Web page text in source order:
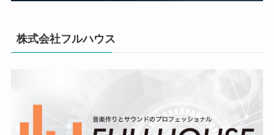
株式会社フルハウス